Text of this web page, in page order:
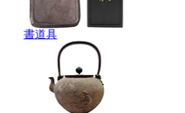
書道具